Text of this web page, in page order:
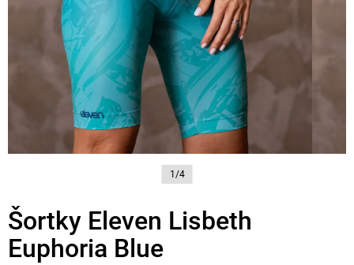
1/4
Šortky Eleven Lisbeth
Euphoria Blue